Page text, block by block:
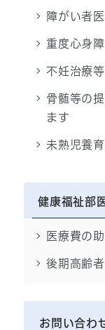
障がい者
重度心身
不妊治療
骨髄等の
ます
未熟児養
健康福祉部
医療費の
後期高齢
お問い合わ